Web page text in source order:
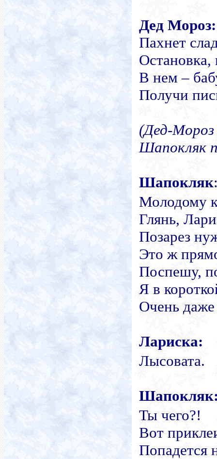
Дед Мороз:
Пахнет
В нем –
Получи
(Дед-
Шапокляк
Шапокляк
Молодому
Глянь,
Позарез
Это ж
Поспешу,
Я в
Очень
Лариска:
Лысовата.
Ты чего?!
Вот
Попадется